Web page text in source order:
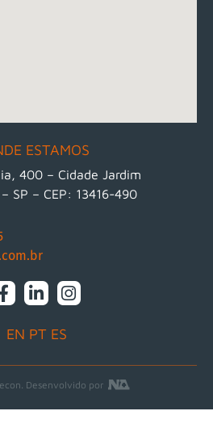
ESTAMOS
400 – Cidade Jardim
SP – CEP: 13416-490
EN PT ES
Desenvolvido por